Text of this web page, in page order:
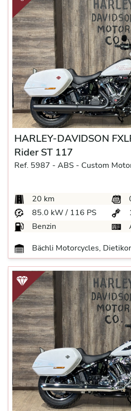
HARLEY-DAVIDSON
Rider ST 117
Ref. 5987 - ABS - Custom
20 km
85.0 kW / 116 PS
Benzin
Bächli Motorcycles,